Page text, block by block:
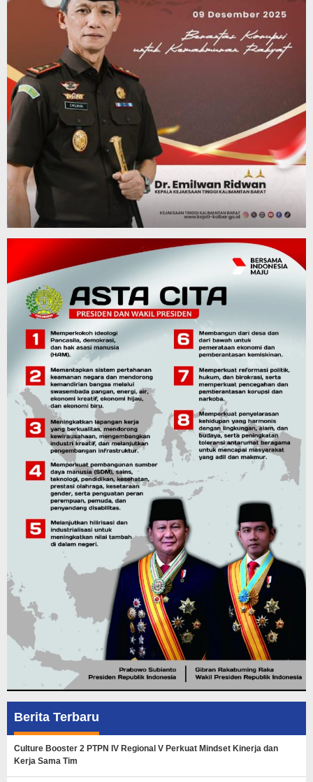
Berita Terbaru
Culture Booster 2 PTPN IV Regional V Perkuat Mindset Kinerja dan
Kerja Sama Tim